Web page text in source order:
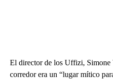
El director de los Uffizi,
corredor era un “lugar mítico